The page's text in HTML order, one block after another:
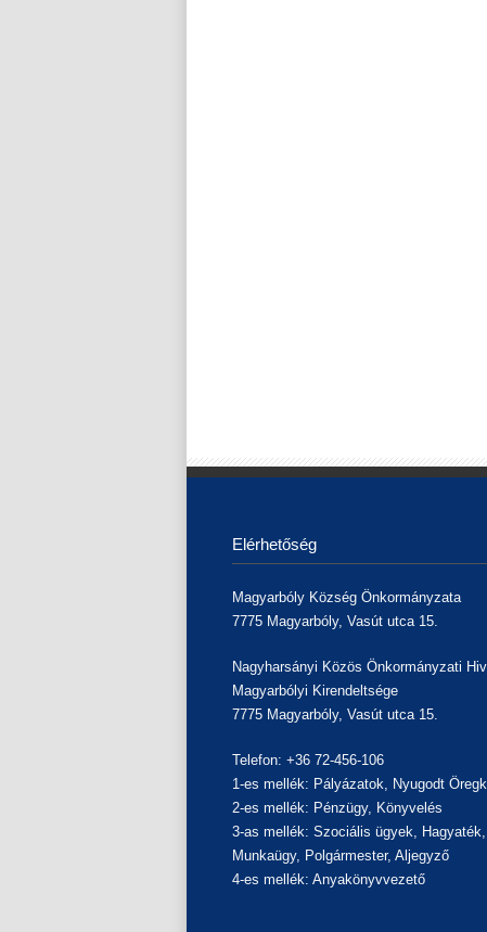
Elérhetőség
Magyarbóly Község Önkormányzata
7775 Magyarbóly, Vasút utca 15.
Nagyharsányi Közös Önkormányzati
Magyarbólyi Kirendeltsége
7775 Magyarbóly, Vasút utca 15.
Telefon: +36 72-456-106
1-es mellék: Pályázatok, Nyugodt
2-es mellék: Pénzügy, Könyvelés
3-as mellék: Szociális ügyek, Hagyaték,
Munkaügy, Polgármester, Aljegyző
4-es mellék: Anyakönyvvezető